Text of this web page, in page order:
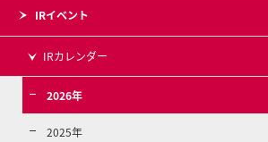
IRイベント
IRカレンダー
2026年
2025年